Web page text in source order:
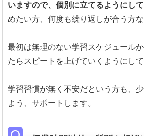
いますので、個別に立てるようにして
めたい方、何度も繰り返しが合う方な
最初は無理のない学習スケジュール
たらスピートを上げていくようにして
学習習慣が無く不安だという方も、
よう、サポートします。